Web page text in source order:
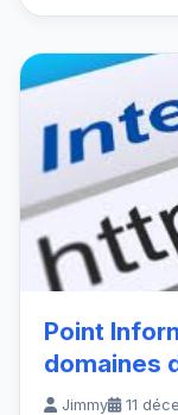
Point
domaines
Jimmy 11